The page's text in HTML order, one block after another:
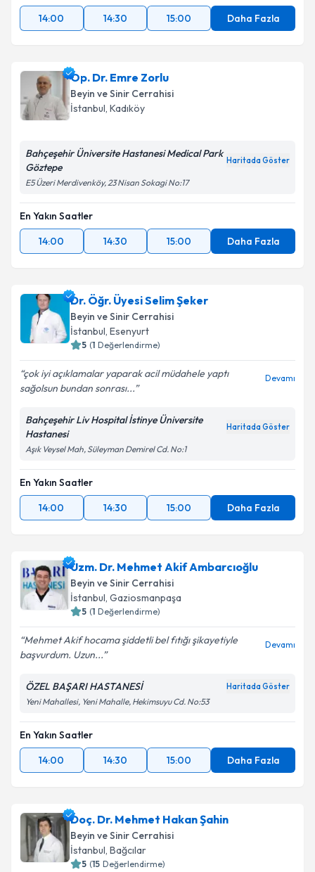
14:00
14:30 15:00 Daha Fazla
Op. Dr. Emre Zorlu
Beyin ve Sinir Cerrahisi
İstanbul, Kadıköy
Bahçeşehir Üniversite Hastanesi Medical Park
Göztepe
Haritada Göster
E5 Üzeri Merdivenköy, 23 Nisan Sokagi No:17
En Yakın Saatler
14:00
14:30 15:00 Daha Fazla
Dr. Öğr. Üyesi Selim Şeker
Beyin ve Sinir Cerrahisi
İstanbul, Esenyurt
5 (1 Değerlendirme)
çok iyi açıklamalar yaparak acil müdahele yaptı
sağolsun bundan sonrası...
Devamı
Bahçeşehir Liv Hospital İstinye Üniversite
Hastanesi
Haritada Göster
Aşık Veysel Mah, Süleyman Demirel Cd. No:1
En Yakın Saatler
14:00
14:30 15:00 Daha Fazla
Uzm. Dr. Mehmet Akif Ambarcıoğlu
Beyin ve Sinir Cerrahisi
İstanbul, Gaziosmanpaşa
5 (1 Değerlendirme)
Mehmet Akif hocama şiddetli bel fıtığı şikayetiyle
başvurdum. Uzun...
Devamı
ÖZEL BAŞARI HASTANESİ Haritada Göster
Yeni Mahallesi, Yeni Mahalle, Hekimsuyu Cd. No:53
En Yakın Saatler
14:00
14:30 15:00 Daha Fazla
Doç. Dr. Mehmet Hakan Şahin
Beyin ve Sinir Cerrahisi
İstanbul, Bağcılar
5 (15 Değerlendirme)